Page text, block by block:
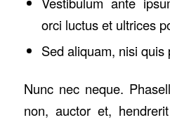
orci luctus et ultrices
Sed aliquam, nisi
Nunc nec neque.
non, auctor et,